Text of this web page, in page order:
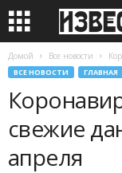
Домой Все новости
ВСЕ НОВОСТИ ГЛАВНАЯ
свежие
апреля